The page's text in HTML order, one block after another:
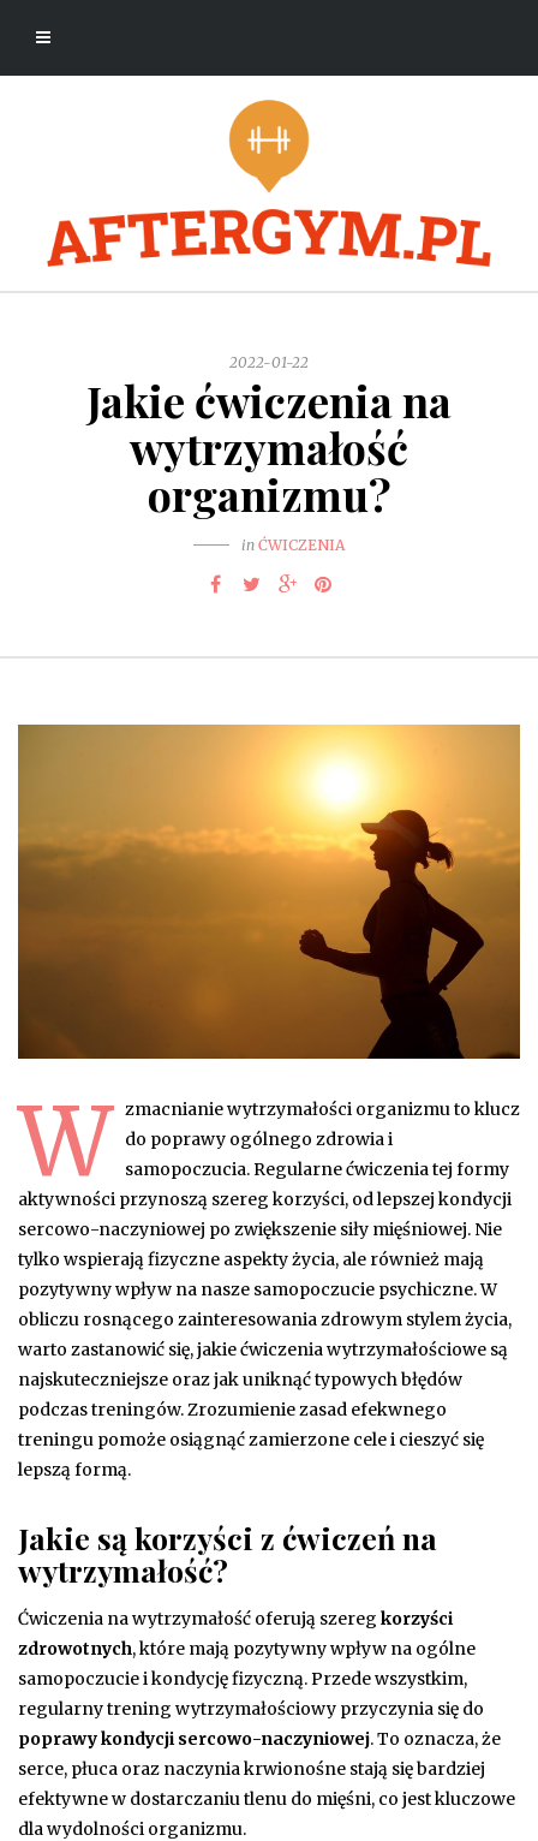
2022-01-22
Jakie ćwiczenia na
wytrzymałość
organizmu?
in ĆWICZENIA
W zmacnianie wytrzymałości organizmu to klucz
do poprawy ogólnego zdrowia i
samopoczucia. Regularne ćwiczenia tej formy
aktywności przynoszą szereg korzyści, od lepszej kondycji
sercowo-naczyniowej po zwiększenie siły mięśniowej. Nie
tylko wspierają fizyczne aspekty życia, ale również mają
pozytywny wpływ na nasze samopoczucie psychiczne. W
obliczu rosnącego zainteresowania zdrowym stylem życia,
warto zastanowić się, jakie ćwiczenia wytrzymałościowe są
najskuteczniejsze oraz jak uniknąć typowych błędów
podczas treningów. Zrozumienie zasad efekwnego
treningu pomoże osiągnąć zamierzone cele i cieszyć się
lepszą formą.
Jakie są korzyści z ćwiczeń na
wytrzymałość?
Ćwiczenia na wytrzymałość oferują szereg korzyści
zdrowotnych, które mają pozytywny wpływ na ogólne
samopoczucie i kondycję fizyczną. Przede wszystkim,
regularny trening wytrzymałościowy przyczynia się do
poprawy kondycji sercowo-naczyniowej. To oznacza, że
serce, płuca oraz naczynia krwionośne stają się bardziej
efektywne w dostarczaniu tlenu do mięśni, co jest kluczowe
dla wydolności organizmu.